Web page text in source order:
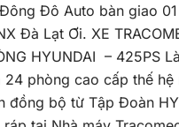
Đô Auto bàn giao
Đà Lạt Ơi. XE
HYUNDAI – 425PS
24 phòng cao cấp thế
đồng bộ từ Tập Đoàn